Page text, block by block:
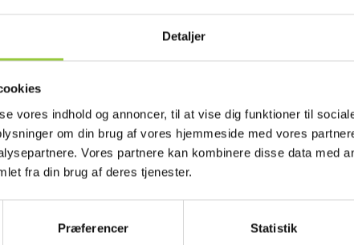
Detaljer
vores indhold og annoncer, til at vise dig funktioner til
om din brug af vores hjemmeside med vores
Vores partnere kan kombinere disse data med
fra din brug af deres tjenester.
Præferencer Statistik
Sauermann Si-K85
3700543262688
EL-NR 8798336237